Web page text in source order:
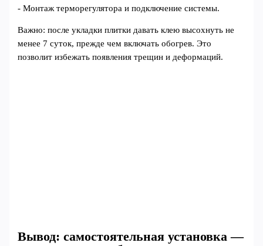
- Монтаж терморегулятора и подключение системы.
Важно: после укладки плитки давать клею высохнуть не
менее 7 суток, прежде чем включать обогрев. Это
позволит избежать появления трещин и деформаций.
Вывод: самостоятельная установка —